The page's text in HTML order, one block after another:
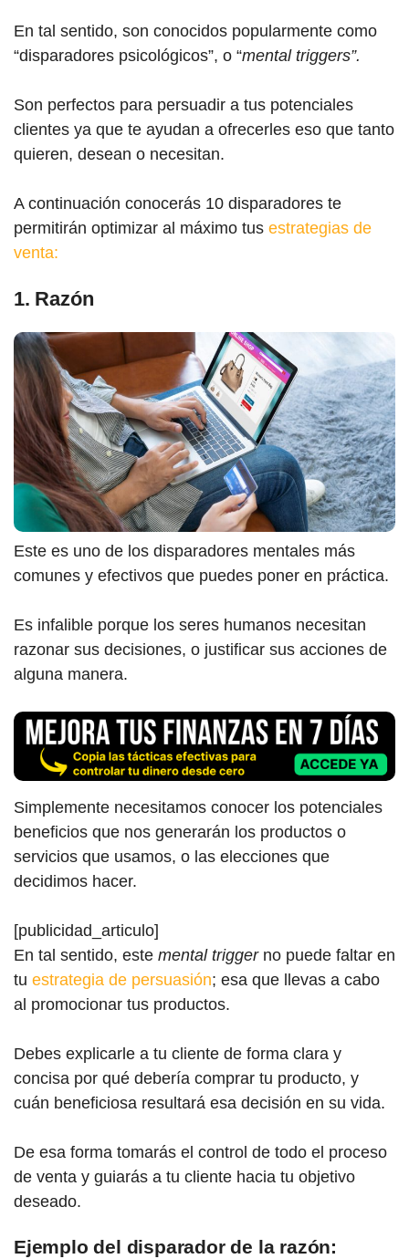
En tal sentido, son conocidos popularmente como
“disparadores psicológicos”, o “mental triggers”.
Son perfectos para persuadir a tus potenciales
clientes ya que te ayudan a ofrecerles eso que tanto
quieren, desean o necesitan.
A continuación conocerás 10 disparadores te
permitirán optimizar al máximo tus estrategias de
venta:
1. Razón
Este es uno de los disparadores mentales más
comunes y efectivos que puedes poner en práctica.
Es infalible porque los seres humanos necesitan
razonar sus decisiones, o justificar sus acciones de
alguna manera.
Simplemente necesitamos conocer los potenciales
beneficios que nos generarán los productos o
servicios que usamos, o las elecciones que
decidimos hacer.
[publicidad_articulo]
En tal sentido, este mental triggerno puede faltar en
tu estrategia de persuasión; esa que llevas a cabo
al promocionar tus productos.
Debes explicarle a tu cliente de forma clara y
concisa por qué debería comprar tu producto, y
cuán beneficiosa resultará esa decisión en su vida.
De esa forma tomarás el control de todo el proceso
de venta y guiarás a tu cliente hacia tu objetivo
deseado.
Ejemplo del disparador de la razón: